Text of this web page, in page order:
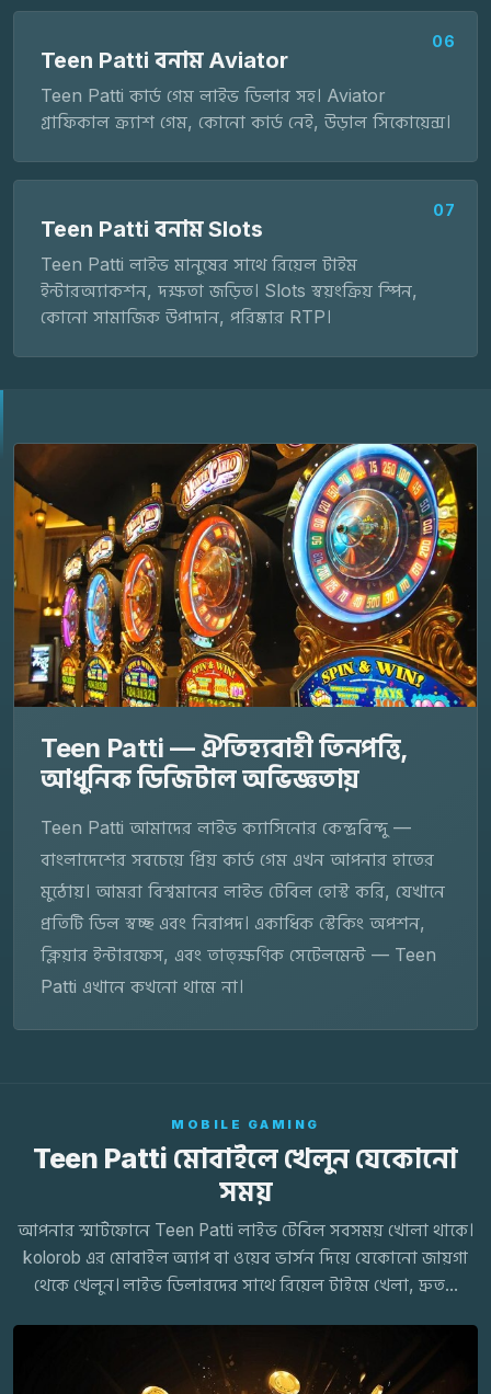
06
Teen Patti বনাম Aviator
Teen Patti কার্ড গেম লাইভ ডিলার সহ। Aviator
গ্রাফিকাল ক্র্যাশ গেম, কোনো কার্ড নেই, উড়াল সিকোয়েন্স।
07
Teen Patti বনাম Slots
Teen Patti লাইভ মানুষের সাথে রিয়েল টাইম
ইন্টারঅ্যাকশন, দক্ষতা জড়িত। Slots স্বয়ংক্রিয় স্পিন,
কোনো সামাজিক উপাদান, পরিষ্কার RTP।
Teen Patti — ঐতিহ্যবাহী তিনপত্তি,
আধুনিক ডিজিটাল অভিজ্ঞতায়
Teen Patti আমাদের লাইভ ক্যাসিনোর কেন্দ্রবিন্দু —
বাংলাদেশের সবচেয়ে প্রিয় কার্ড গেম এখন আপনার হাতের
মুঠোয়। আমরা বিশ্বমানের লাইভ টেবিল হোস্ট করি, যেখানে
প্রতিটি ডিল স্বচ্ছ এবং নিরাপদ। একাধিক স্টেকিং অপশন,
ক্লিয়ার ইন্টারফেস, এবং তাত্ক্ষণিক সেটেলমেন্ট — Teen
Patti এখানে কখনো থামে না।
MOBILE GAMING
Teen Patti মোবাইলে খেলুন যেকোনো
সময়
আপনার স্মার্টফোনে Teen Patti লাইভ টেবিল সবসময় খোলা থাকে।
kolorob এর মোবাইল অ্যাপ বা ওয়েব ভার্সন দিয়ে যেকোনো জায়গা
থেকে খেলুন। লাইভ ডিলারদের সাথে রিয়েল টাইমে খেলা, দ্রুত...